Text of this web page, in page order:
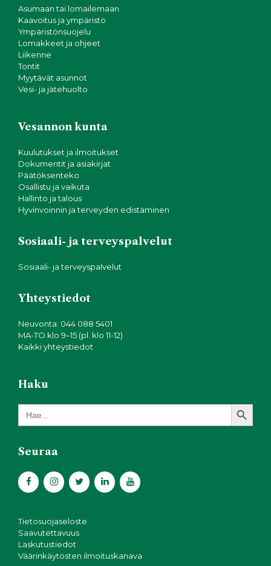
Asumaan tai lomailemaan
Kaavoitus ja ympäristö
Ympäristönsuojelu
Lomakkeet ja ohjeet
Liikenne
Tontit
Myytävät asunnot
Vesi- ja jätehuolto
Vesannon kunta
Kuulutukset ja ilmoitukset
Dokumentit ja asiakirjat
Päätöksenteko
Osallistu ja vaikuta
Hallinto ja talous
Hyvinvoinnin ja terveyden edistäminen
Sosiaali- ja terveyspalvelut
Sosiaali- ja terveyspalvelut
Yhteystiedot
Neuvonta: 044 088 5401
MA-TO klo 9–15 (pl. klo 11-12)
Kaikki yhteystiedot
Haku
Search
for:
Search Button
Seuraa
Tietosuojaseloste
Saavutettavuus
Laskutustiedot
Väärinkäytösten ilmoituskanava